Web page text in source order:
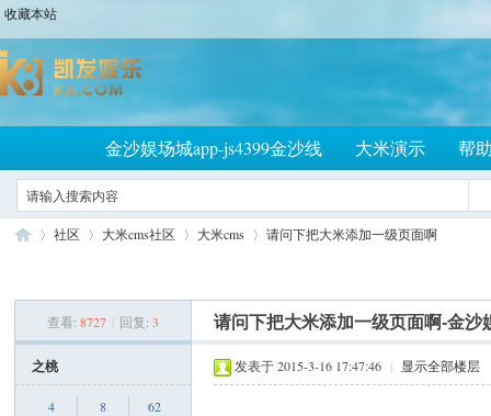
收藏本站
金沙娱场城app-js4399金沙线 大米演示 帮
社区
›
大米cms社区 大米cms
›
请问下把大米添加一级页面啊
查看: 8727 回复: 3 请问下把大米添加一级页面啊-金沙
之桃
4
8
62
发表于 2015-3-16 17:47:46 | 显示全部楼层